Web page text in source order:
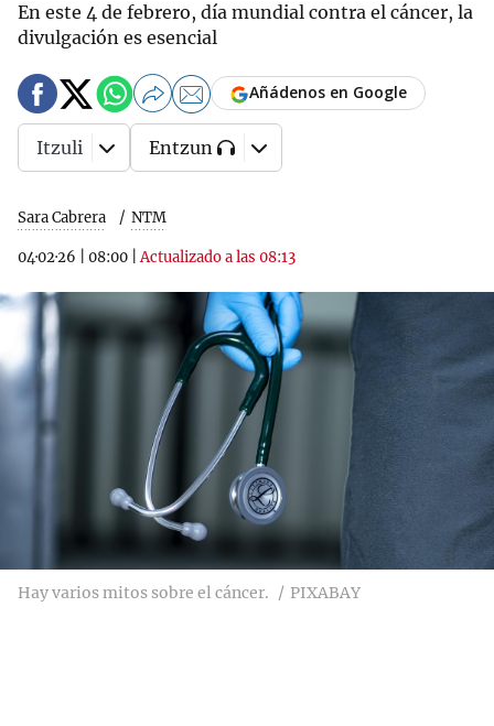
En este 4 de febrero, día mundial contra el cáncer, la
divulgación es esencial
Sara Cabrera NTM
04·02·26 08:00 |Actualizado a las 08:13
Añádenos en Google
Itzuli Entzun
Hay varios mitos sobre el cáncer. PIXABAY